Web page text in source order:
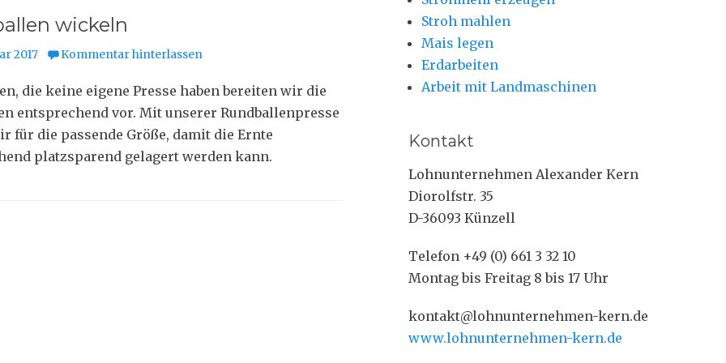
wickeln
2017 Kommentar hinterlassen
die keine eigene Presse haben bereiten wir die
entsprechend vor. Mit unserer Rundballenpresse
für die passende Größe, damit die Ernte
platzsparend gelagert werden kann.
Stroh mahlen
Mais legen
Erdarbeiten
Arbeit mit Landmaschinen
Kontakt
Lohnunternehmen Alexander Kern
Diorolfstr. 35
D-36093 Künzell
Telefon +49 (0) 661 3 32 10
Montag bis Freitag 8 bis 17 Uhr
kontakt@lohnunternehmen-kern.de
www.lohnunternehmen-kern.de